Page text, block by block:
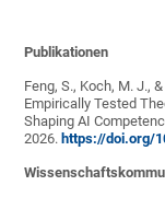
Publikationen
Feng, S., Koch, M. J.,
Empirically Tested
Shaping AI
2026. https://doi.org/